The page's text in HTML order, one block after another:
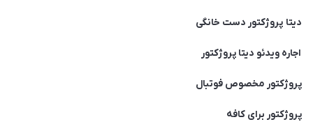
دیتا پروژکتور دست خانگی
اجاره ویدئو دیتا پروژکتور
پروژکتور مخصوص فوتبال
پروژکتور برای کافه